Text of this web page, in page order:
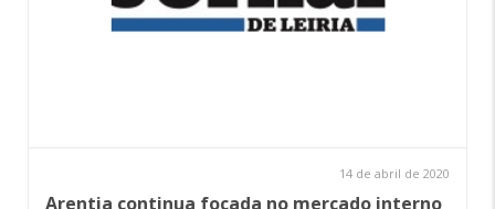
14 de abril de 2020
Arentia continua focada no mercado interno